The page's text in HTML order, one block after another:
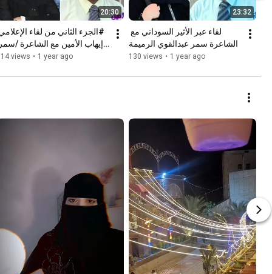
20:30
views • 1 year ago
23:32
الشاعرة سمر عبدالقوي الرميمة
130 views • 1 year ago